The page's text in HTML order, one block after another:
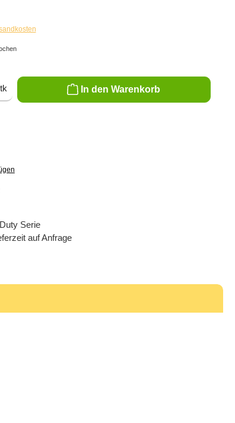
Wert ein oder benutze die Schaltflächen um die Anzahl zu
In den Warenkorb
Serie
auf Anfrage